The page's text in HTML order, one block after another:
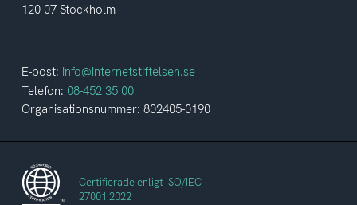
120 07 Stockholm
E-post: info@internetstiftelsen.se
Telefon: 08-452 35 00
Organisationsnummer: 802405-0190
Certifierade enligt ISO/IEC
27001:2022